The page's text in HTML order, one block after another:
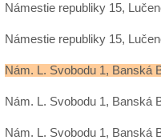
Námestie republiky 15,
Námestie republiky 15,
Nám. L. Svobodu 1, Banská
Nám. L. Svobodu 1, Banská
Nám. L. Svobodu 1, Banská